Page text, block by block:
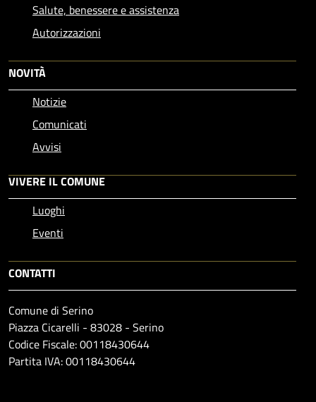
Salute, benessere e assistenza
Autorizzazioni
NOVITÀ
Notizie
Comunicati
Avvisi
VIVERE IL COMUNE
Luoghi
Eventi
CONTATTI
Comune di Serino
Piazza Cicarelli - 83028 - Serino
Codice Fiscale: 00118430644
Partita IVA: 00118430644